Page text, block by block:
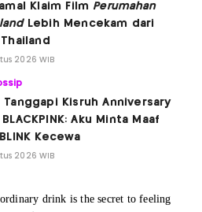
Klaim Film Perumahan
Lebih Mencekam dari
2026 WIB
Tanggapi Kisruh Anniversary
BLACKPINK: Aku Minta Maaf
Kecewa
2026 WIB